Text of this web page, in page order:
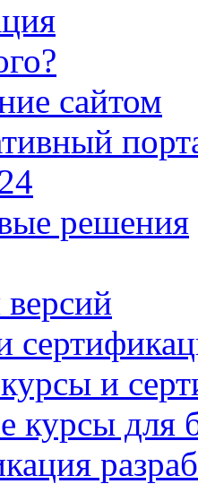
сайтом
решения
и
курсы для